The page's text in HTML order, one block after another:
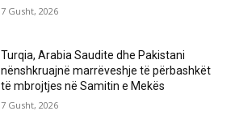
7 Gusht, 2026
Turqia, Arabia Saudite dhe Pakistani
nënshkruajnë marrëveshje të përbashkët
të mbrojtjes në Samitin e Mekës
7 Gusht, 2026